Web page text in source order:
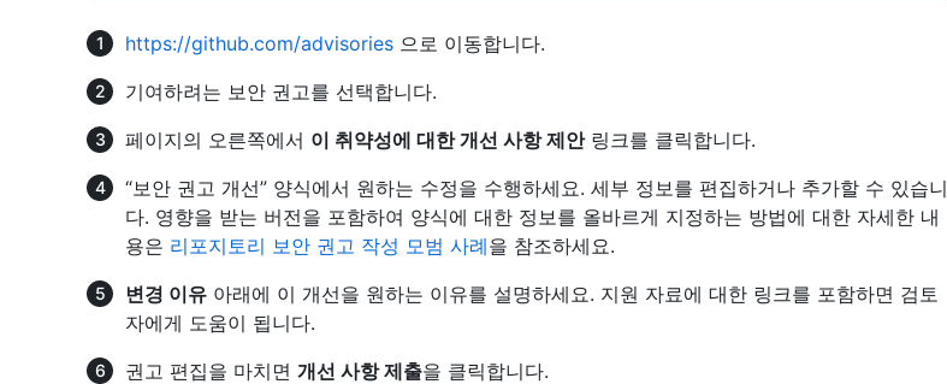
https://github.com/advisories 으로 이동합니다.
기여하려는 보안 권고를 선택합니다.
페이지의 오른쪽에서 이 취약성에 대한 개선 사항 제안링크를 클릭합니다.
“보안 권고 개선” 양식에서 원하는 수정을 수행하세요. 세부 정보를 편집하거나 추가할 수 있습니
다. 영향을 받는 버전을 포함하여 양식에 대한 정보를 올바르게 지정하는 방법에 대한 자세한 내
용은 리포지토리 보안 권고 작성 모범 사례을 참조하세요.
변경 이유 아래에 이 개선을 원하는 이유를 설명하세요. 지원 자료에 대한 링크를 포함하면 검토
자에게 도움이 됩니다.
권고 편집을 마치면 개선 사항 제출을 클릭합니다.